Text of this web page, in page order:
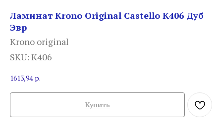
Ламинат Krono Original Castello К406 Дуб
Эвр
Krono original
SKU: К406
1613,94 р.
Купить